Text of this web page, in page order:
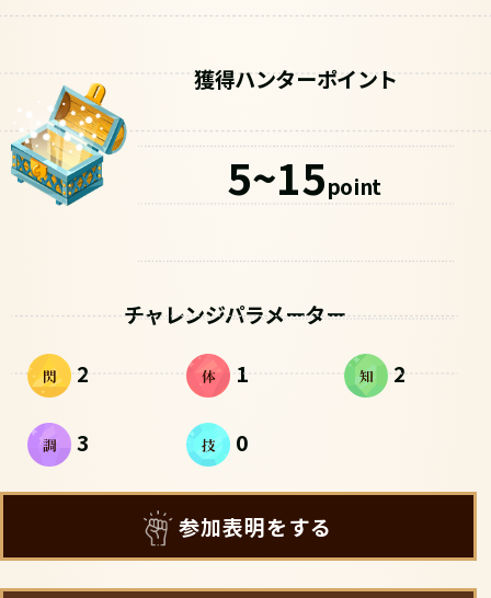
獲得ハンターポイント
5~15point
チャレンジパラメーター
2
1 2
3 0
参加表明をする